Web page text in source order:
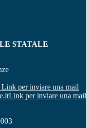
STATALE
Link per inviare una mail
Link per inviare una mail